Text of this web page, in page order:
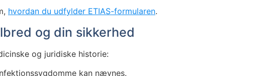
hvordan du udfylder ETIAS-formularen.
og din sikkerhed
og juridiske historie:
kan nævnes.